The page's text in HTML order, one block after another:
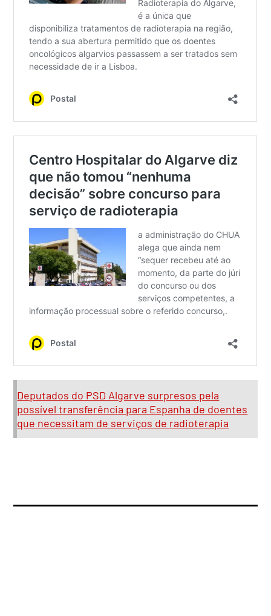
Deputados do PSD Algarve surpresos pela
possível transferência para Espanha de doentes
que necessitam de serviços de radioterapia